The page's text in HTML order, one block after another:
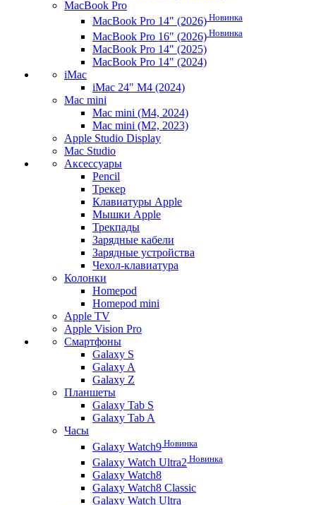
MacBook Pro
MacBook Pro 14" (2026) Новинка
MacBook Pro 16" (2026) Новинка
MacBook Pro 14" (2025)
MacBook Pro 14" (2024)
iMac
iMac 24" M4 (2024)
Mac mini
Mac mini (M4, 2024)
Mac mini (M2, 2023)
Apple Studio Display
Mac Studio
Аксессуары
Pencil
Трекер
Клавиатуры Apple
Мышки Apple
Трекпады
Зарядные кабели
Зарядные устройства
Чехол-клавиатура
Колонки
Homepod
Homepod mini
Apple TV
Apple Vision Pro
Смартфоны
Galaxy S
Galaxy A
Galaxy Z
Планшеты
Galaxy Tab S
Galaxy Tab A
Часы
Galaxy Watch9 Новинка
Galaxy Watch Ultra2 Новинка
Galaxy Watch8
Galaxy Watch8 Classic
Galaxy Watch Ultra